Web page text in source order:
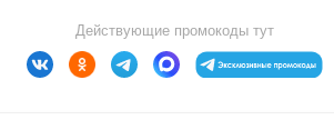
Действующие промокоды тут